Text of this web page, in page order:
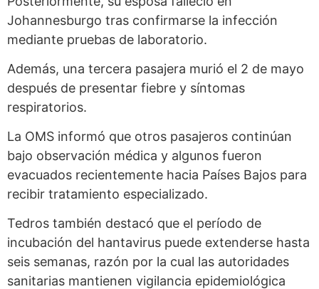
Johannesburgo tras confirmarse la infección
mediante pruebas de laboratorio.
Además, una tercera pasajera murió el 2 de mayo
después de presentar fiebre y síntomas
respiratorios.
La OMS informó que otros pasajeros continúan
bajo observación médica y algunos fueron
evacuados recientemente hacia Países Bajos para
recibir tratamiento especializado.
Tedros también destacó que el período de
incubación del hantavirus puede extenderse hasta
seis semanas, razón por la cual las autoridades
sanitarias mantienen vigilancia epidemiológica